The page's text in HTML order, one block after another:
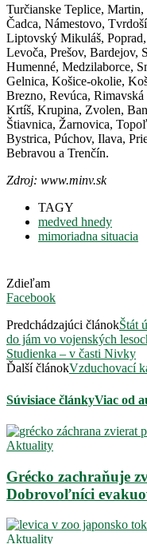
Turčianske Teplice,
Čadca, Námestovo,
Liptovský Mikuláš,
Levoča, Prešov, Bardejov,
Humenné, Medzilaborce,
Gelnica, Košice-okolie,
Brezno, Revúca,
Krtíš, Krupina, Zvolen,
Štiavnica, Žarnovica,
Bystrica, Púchov, Ilava,
Bebravou a Trenčín.
Zdroj: www.minv.sk
TAGY
medved hnedy
mimoriadna situacia
Zdieľam
Facebook
Predchádzajúci článokŠtát
do jám vo vojenských
Studienka – v časti Nivky
Ďalší článokVzduchovací
Súvisiace článkyViac od
Aktuality
Grécko zachraňuje
Dobrovoľníci
Aktuality